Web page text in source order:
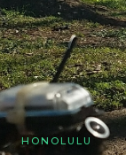
HONOLULU